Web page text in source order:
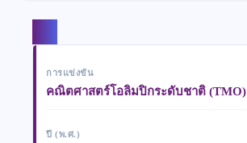
การแข่งขัน
คณิตศาสตร์โอลิมปิกระดับชาติ (TMO)
ปี (พ.ศ.)